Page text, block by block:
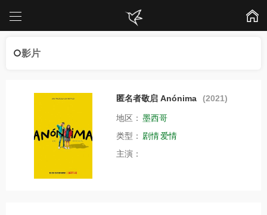
影片
匿名者敬启 Anónima (2021)
地区： 墨西哥
类型： 剧情爱情
主演：